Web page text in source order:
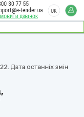
дзвінок
30 77 55
tender.ua
UK
Дата останніх змін